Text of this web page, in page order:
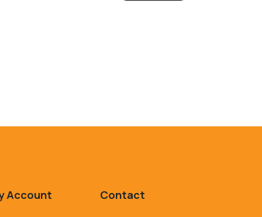
Account Contact